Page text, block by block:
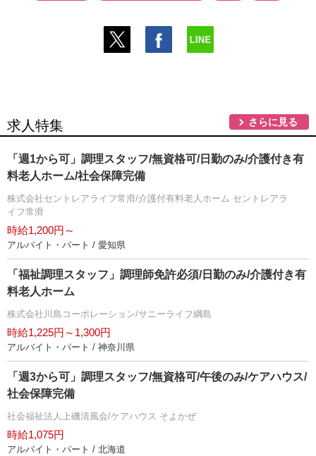
求人特集 さらに見る
「週1から可」調理スタッフ/無資格可/日勤のみ/介護付き有
料老人ホーム/社会保障完備
株式会社セントレアライフ常滑/介護付有料老人ホーム セントレアラ
イフ常滑
時給1,200円～
アルバイト・パート / 愛知県
「福祉調理スタッフ」調理師免許必須/日勤のみ/介護付き有
料老人ホーム
株式会社川島コーポレーション/サニーライフ綱島
時給1,225円～1,300円
アルバイト・パート / 神奈川県
「週3から可」調理スタッフ/無資格可/午後のみ/ケアハウス/
社会保障完備
社会福祉法人上磯清風会/ケアハウス そよかぜ
時給1,075円
アルバイト・パート / 北海道